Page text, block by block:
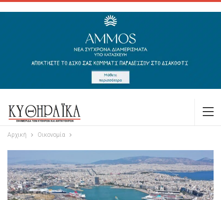
Αρχική Οικονομία